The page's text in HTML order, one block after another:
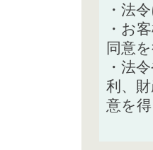
・法
・お
同意
・法
利、
意を